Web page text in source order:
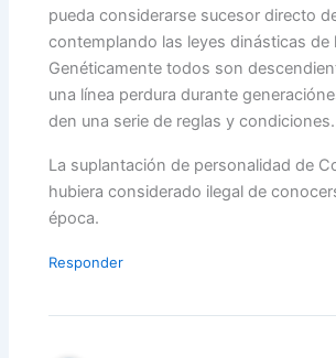
pueda considerarse sucesor directo
contemplando las leyes dinásticas de
Genéticamente todos son
una línea perdura durante
den una serie de reglas y condiciones.
La suplantación de personalidad de
hubiera considerado ilegal de
época.
Responder